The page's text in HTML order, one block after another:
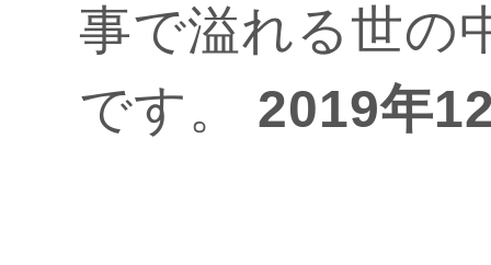
事で溢れる世の
です。 2019年